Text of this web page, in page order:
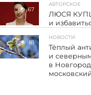
67
АВТОРСКОЕ
ЛЮСЯ
и
81
НОВОСТИ
Тёплый
и
в